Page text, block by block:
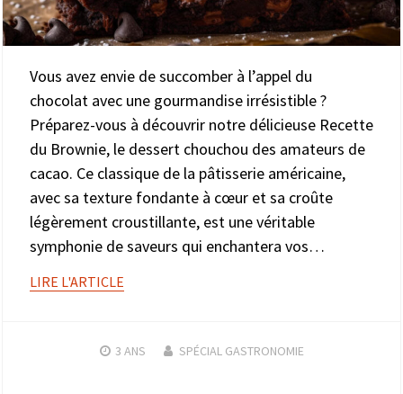
Vous avez envie de succomber à l’appel du
chocolat avec une gourmandise irrésistible ?
Préparez-vous à découvrir notre délicieuse Recette
du Brownie, le dessert chouchou des amateurs de
cacao. Ce classique de la pâtisserie américaine,
avec sa texture fondante à cœur et sa croûte
légèrement croustillante, est une véritable
symphonie de saveurs qui enchantera vos…
LIRE L'ARTICLE
3 ANS SPÉCIAL GASTRONOMIE